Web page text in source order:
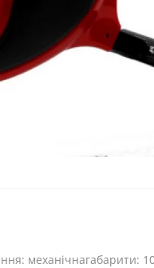
механічнагабарити: